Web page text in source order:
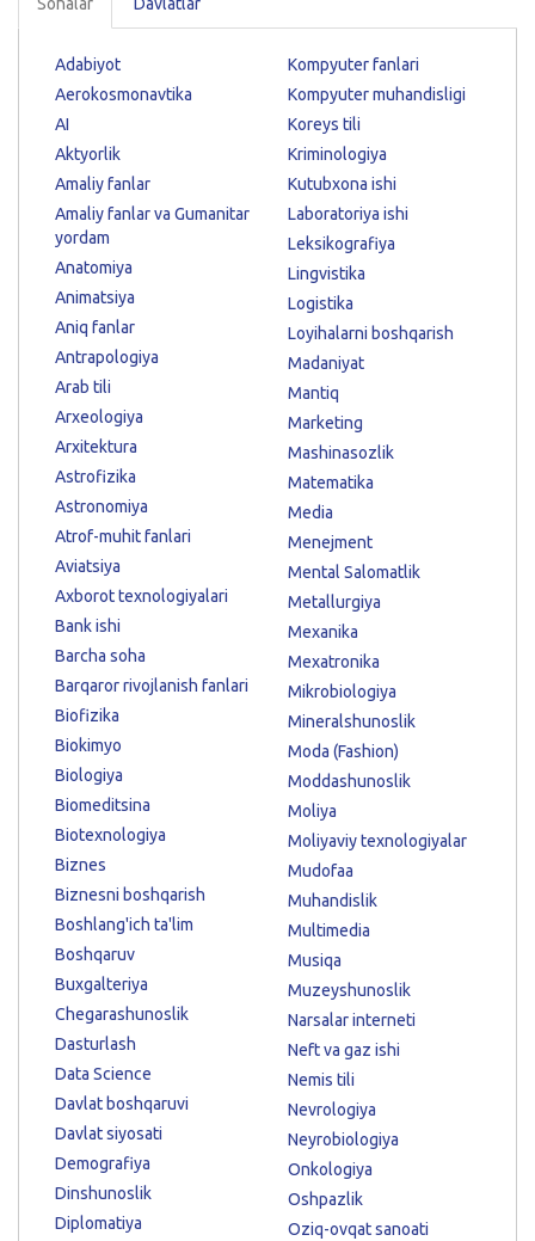
Adabiyot
Aerokosmonavtika
AI
Aktyorlik
Amaliy fanlar
Amaliy fanlar va Gumanitar
yordam
Anatomiya
Animatsiya
Aniq fanlar
Antrapologiya
Arab tili
Arxeologiya
Arxitektura
Astrofizika
Astronomiya
Atrof-muhit fanlari
Aviatsiya
Axborot texnologiyalari
Bank ishi
Barcha soha
Barqaror rivojlanish fanlari
Biofizika
Biokimyo
Biologiya
Biomeditsina
Biotexnologiya
Biznes
Biznesni boshqarish
Boshlang'ich ta'lim
Boshqaruv
Buxgalteriya
Chegarashunoslik
Dasturlash
Data Science
Davlat boshqaruvi
Davlat siyosati
Demografiya
Dinshunoslik
Diplomatiya
Kompyuter fanlari
Kompyuter muhandisligi
Koreys tili
Kriminologiya
Kutubxona ishi
Laboratoriya ishi
Leksikografiya
Lingvistika
Logistika
Loyihalarni boshqarish
Madaniyat
Mantiq
Marketing
Mashinasozlik
Matematika
Media
Menejment
Mental Salomatlik
Metallurgiya
Mexanika
Mexatronika
Mikrobiologiya
Mineralshunoslik
Moda (Fashion)
Moddashunoslik
Moliya
Moliyaviy texnologiyalar
Mudofaa
Muhandislik
Multimedia
Musiqa
Muzeyshunoslik
Narsalar interneti
Neft va gaz ishi
Nemis tili
Nevrologiya
Neyrobiologiya
Onkologiya
Oshpazlik
Oziq-ovqat sanoati